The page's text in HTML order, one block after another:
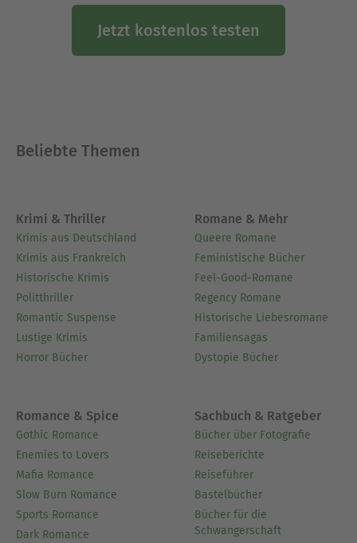
Jetzt kostenlos testen
Beliebte Themen
Krimi & Thriller
Krimis aus Deutschland
Krimis aus Frankreich
Historische Krimis
Politthriller
Romantic Suspense
Lustige Krimis
Horror Bücher
Romane & Mehr
Queere Romane
Feministische Bücher
Feel-Good-Romane
Regency Romane
Historische Liebesromane
Familiensagas
Dystopie Bücher
Romance & Spice
Gothic Romance
Enemies to Lovers
Mafia Romance
Slow Burn Romance
Sports Romance
Dark Romance
Sachbuch & Ratgeber
Bücher über Fotografie
Reiseberichte
Reiseführer
Bastelbücher
Bücher für die
Schwangerschaft